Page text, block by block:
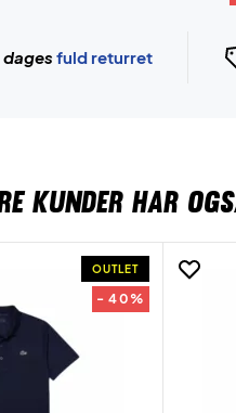
fuld returret
KUNDER HAR
OUTLET
- 40%